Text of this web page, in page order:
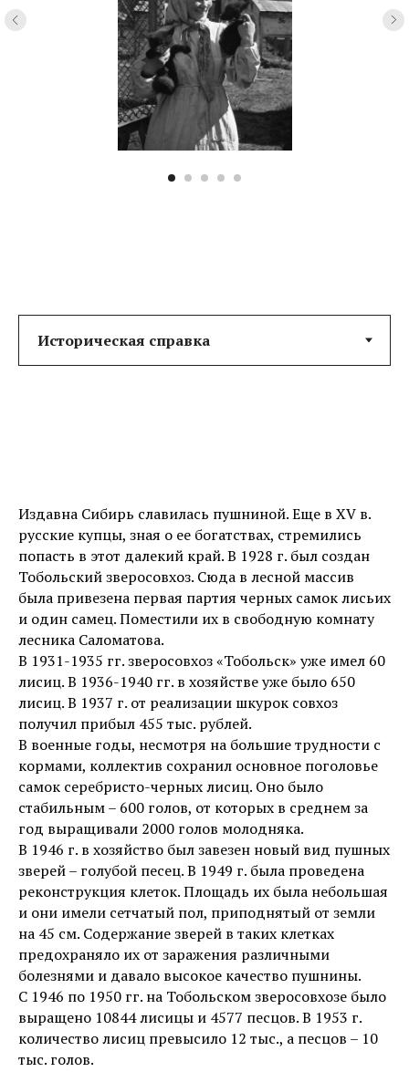
Издавна Сибирь славилась пушниной. Еще в XV в.
русские купцы, зная о ее богатствах, стремились
попасть в этот далекий край. В 1928 г. был создан
Тобольский зверосовхоз. Сюда в лесной массив
была привезена первая партия черных самок лисьих
и один самец. Поместили их в свободную комнату
лесника Саломатова.
В 1931-1935 гг. зверосовхоз «Тобольск» уже имел 60
лисиц. В 1936-1940 гг. в хозяйстве уже было 650
лисиц. В 1937 г. от реализации шкурок совхоз
получил прибыл 455 тыс. рублей.
В военные годы, несмотря на большие трудности с
кормами, коллектив сохранил основное поголовье
самок серебристо-черных лисиц. Оно было
стабильным – 600 голов, от которых в среднем за
год выращивали 2000 голов молодняка.
В 1946 г. в хозяйство был завезен новый вид пушных
зверей – голубой песец. В 1949 г. была проведена
реконструкция клеток. Площадь их была небольшая
и они имели сетчатый пол, приподнятый от земли
на 45 см. Содержание зверей в таких клетках
предохраняло их от заражения различными
болезнями и давало высокое качество пушнины.
С 1946 по 1950 гг. на Тобольском зверосовхозе было
выращено 10844 лисицы и 4577 песцов. В 1953 г.
количество лисиц превысило 12 тыс., а песцов – 10
тыс. голов.